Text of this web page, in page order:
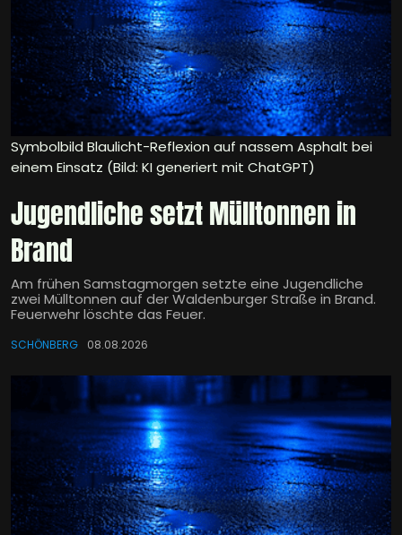
Symbolbild Blaulicht-Reflexion auf nassem Asphalt bei
einem Einsatz (Bild: KI generiert mit ChatGPT)
Jugendliche setzt Mülltonnen in
Brand
Am frühen Samstagmorgen setzte eine Jugendliche
zwei Mülltonnen auf der Waldenburger Straße in Brand.
Feuerwehr löschte das Feuer.
SCHÖNBERG 08.08.2026